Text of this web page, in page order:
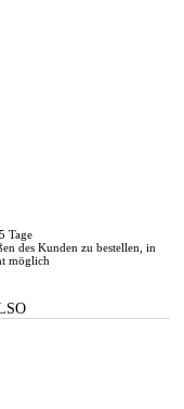
Tage
des Kunden zu bestellen, in
möglich